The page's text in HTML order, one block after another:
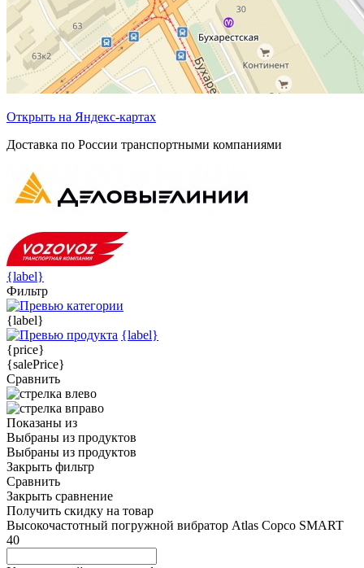
Открыть на Яндекс-картах
Доставка по России транспортными компаниями
{label}
Фильтр
{label}
{label}
{price}
{salePrice}
Сравнить
Показаны из
Выбраны из продуктов
Выбраны из продуктов
Закрыть фильтр
Сравнить
Закрыть сравнение
Получить скидку на товар
Высокочастотный погружной вибратор Atlas Copco SMART
40